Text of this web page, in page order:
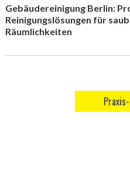
Gebäudereinigung Berlin:
Reinigungslösungen für
Räumlichkeiten